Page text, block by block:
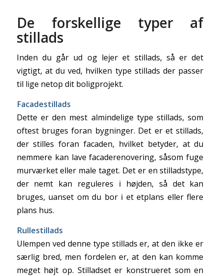
De forskellige typer af
stillads
Inden du går ud og lejer et stillads, så er det
vigtigt, at du ved, hvilken type stillads der passer
til lige netop dit boligprojekt.
Facadestillads
Dette er den mest almindelige type stillads, som
oftest bruges foran bygninger. Det er et stillads,
der stilles foran facaden, hvilket betyder, at du
nemmere kan lave facaderenovering, såsom fuge
murværket eller male taget. Det er en stilladstype,
der nemt kan reguleres i højden, så det kan
bruges, uanset om du bor i et etplans eller flere
plans hus.
Rullestillads
Ulempen ved denne type stillads er, at den ikke er
særlig bred, men fordelen er, at den kan komme
meget højt op. Stilladset er konstrueret som en